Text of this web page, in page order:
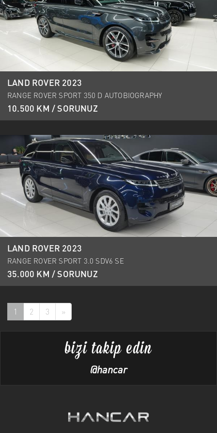
LAND ROVER 2023
RANGE ROVER SPORT 350 D AUTOBIOGRAPHY
10.500 KM / SORUNUZ
LAND ROVER 2023
RANGE ROVER SPORT 3.0 SDV6 SE
35.000 KM / SORUNUZ
1 2 3 »
bizi takip edin
@hancar